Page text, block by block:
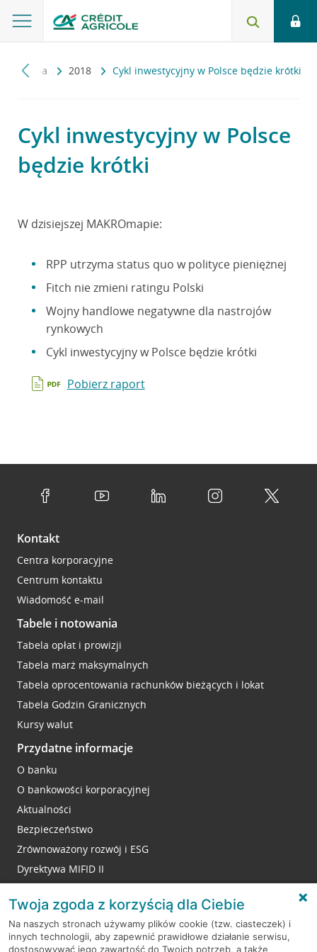
2018 Cykl inwestycyjny w Polsce będzie krótki
Cykl inwestycyjny w Polsce
będzie krótki
W dzisiejszej MAKROmapie:
RPP utrzyma status quo w polityce pieniężnej
Fitch nie zmieni ratingu Polski
Wojny handlowe negatywne dla nastrojów
rynkowych
Cykl inwestycyjny w Polsce będzie krótki
Pobierz raport
Kontakt
Centra korporacyjne
Centrum kontaktu
Wiadomość e-mail
Tabele i notowania
Tabela opłat i prowizji
Tabela marż maksymalnych
Tabela oprocentowania rachunków bieżących i lokat
Tabela Godzin Granicznych
Kursy walut
Przydatne informacje
O banku
O bankowości korporacyjnej
Aktualności
Bezpieczeństwo
Zrównoważony rozwój i ESG
Dyrektywa MIFID II
RODO
Twoja zgoda z korzyścią dla Ciebie
Na naszych stronach używamy plików cookie (tzw. ciasteczek) i
innych technologii, aby zapewnić prawidłowe działanie serwisu,
dostosowywać jego zawartość do Twoich potrzeb, a także